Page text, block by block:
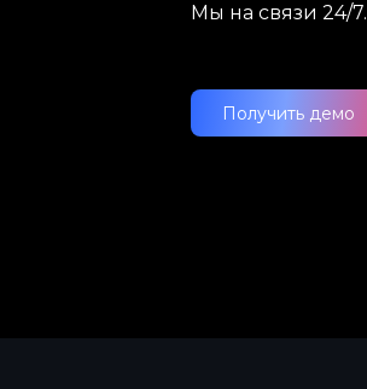
Мы на связи 24/7.
Получить демо